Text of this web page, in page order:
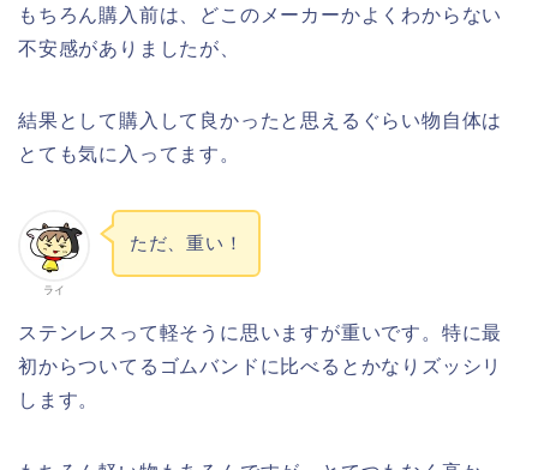
もちろん購入前は、どこのメーカーかよくわからない
不安感がありましたが、
結果として購入して良かったと思えるぐらい物自体は
とても気に入ってます。
ライ
ただ、重い！
ステンレスって軽そうに思いますが重いです。特に最
初からついてるゴムバンドに比べるとかなりズッシリ
します。